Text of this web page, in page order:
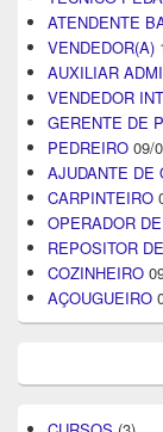
ATENDENTE
VENDEDOR(A)
AUXILIAR
VENDEDOR
GERENTE DE
PEDREIRO 09/
AJUDANTE DE
CARPINTEIRO
OPERADOR
REPOSITOR
COZINHEIRO
AÇOUGUEIRO